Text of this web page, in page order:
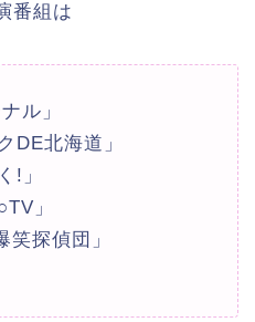
番組は
ル」
DE北海道」
!」
」
笑探偵団」